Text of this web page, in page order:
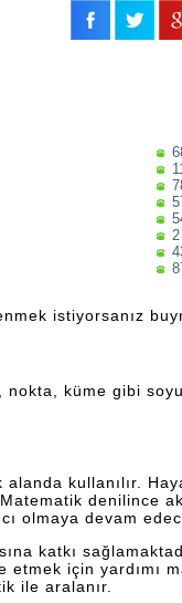
istiyorsanız
nokta, küme gibi
kullanılır.
denilince
olmaya devam
katkı
için yardımı
ile aralanır.